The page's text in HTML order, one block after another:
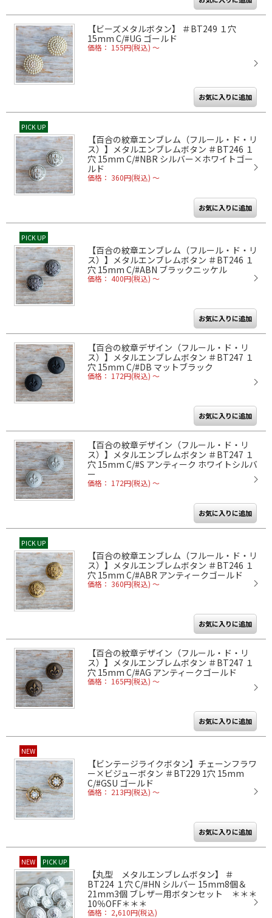
【ビーズメタルボタン】 ＃BT249 １穴
15mm C/#UG ゴールド
価格： 155円(税込) ～
PICK UP
【百合の紋章エンブレム（フルール・ド・リ
ス）】メタルエンブレムボタン ＃BT246 １
穴 15mm C/#NBR シルバー×ホワイトゴー
ルド
価格： 360円(税込) ～
PICK UP
【百合の紋章エンブレム（フルール・ド・リ
ス）】メタルエンブレムボタン ＃BT246 １
穴 15mm C/#ABN ブラックニッケル
価格： 400円(税込) ～
【百合の紋章デザイン（フルール・ド・リ
ス）】メタルエンブレムボタン ＃BT247 １
穴 15mm C/#DB マットブラック
価格： 172円(税込) ～
【百合の紋章デザイン（フルール・ド・リ
ス）】メタルエンブレムボタン ＃BT247 １
穴 15mm C/#S アンティーク ホワイトシルバ
ー
価格： 172円(税込) ～
PICK UP
【百合の紋章エンブレム（フルール・ド・リ
ス）】メタルエンブレムボタン ＃BT246 １
穴 15mm C/#ABR アンティークゴールド
価格： 360円(税込) ～
【百合の紋章デザイン（フルール・ド・リ
ス）】メタルエンブレムボタン ＃BT247 １
穴 15mm C/#AG アンティークゴールド
価格： 165円(税込) ～
NEW
【ビンテージライクボタン】チェーンフラワ
ー×ビジューボタン ＃BT229 1穴 15mm
C/#GSU ゴールド
価格： 213円(税込) ～
NEW PICK UP
【丸型 メタルエンブレムボタン】 ＃
BT224 １穴 C/#HN シルバー 15mm8個＆
21mm3個 ブレザー用ボタンセット ＊＊＊
10％OFF＊＊＊
価格： 2,610円(税込)